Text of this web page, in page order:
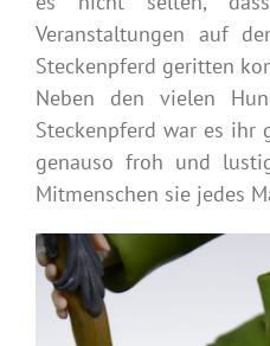
Veranstaltungen auf
Steckenpferd geritten
Neben den vielen
Steckenpferd war es ihr
genauso froh und
Mitmenschen sie jedes